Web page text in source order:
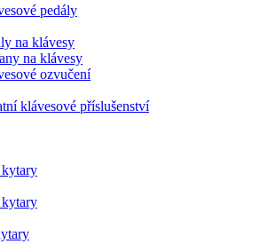
pedály
na klávesy
na klávesy
ozvučení
klávesové příslušenství